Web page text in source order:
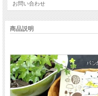
お問い合わせ
商品説明